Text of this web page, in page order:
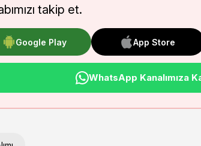
takip et.
Google Play App Store
WhatsApp Kanalımıza